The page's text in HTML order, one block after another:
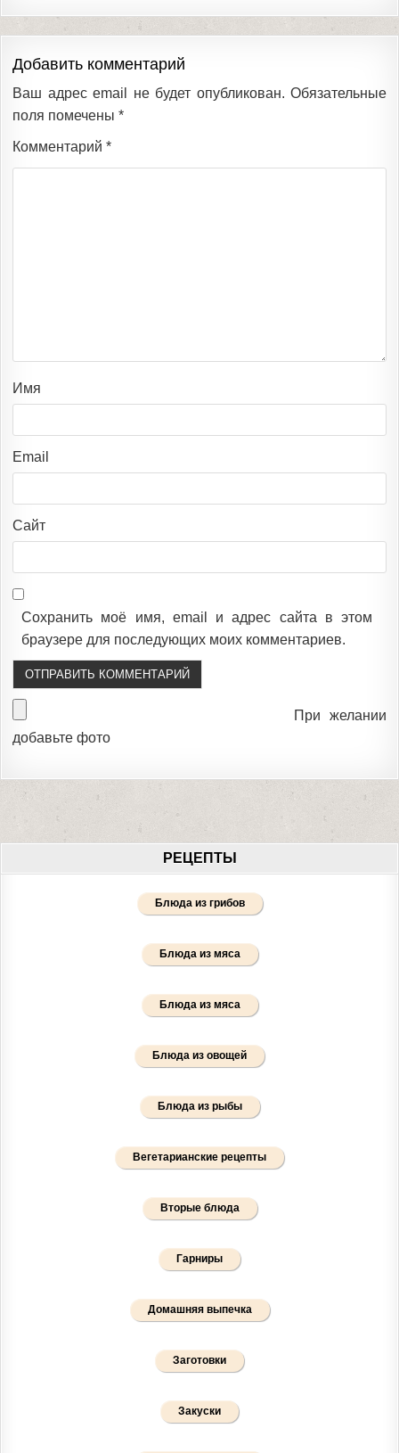
Добавить комментарий
Ваш адрес email не будет опубликован. Обязательные
поля помечены *
Комментарий *
Имя
Email
Сайт
Сохранить моё имя, email и адрес сайта в этом
браузере для последующих моих комментариев.
При желании
добавьте фото
РЕЦЕПТЫ
Блюда из грибов
Блюда из мяса
Блюда из мяса
Блюда из овощей
Блюда из рыбы
Вегетарианские рецепты
Вторые блюда
Гарниры
Домашняя выпечка
Заготовки
Закуски